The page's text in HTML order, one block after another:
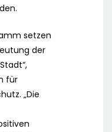
setzen
der
für
„Die